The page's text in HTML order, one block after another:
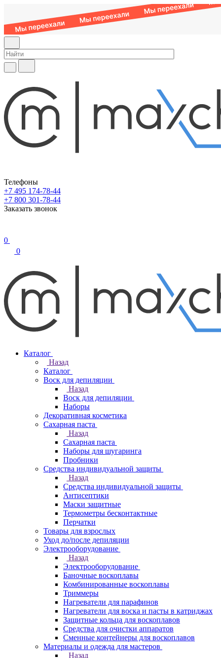
Телефоны
+7 495 174-78-44
+7 800 301-78-44
Заказать звонок
0
0
Каталог
Назад
Каталог
Воск для депиляции
Назад
Воск для депиляции
Наборы
Декоративная косметика
Сахарная паста
Назад
Сахарная паста
Наборы для шугаринга
Пробники
Средства индивидуальной защиты
Назад
Средства индивидуальной защиты
Антисептики
Маски защитные
Термометры бесконтактные
Перчатки
Товары для взрослых
Уход до/после депиляции
Электрооборудование
Назад
Электрооборудование
Баночные воскоплавы
Комбинированные воскоплавы
Триммеры
Нагреватели для парафинов
Нагреватели для воска и пасты в катриджах
Защитные кольца для воскоплавов
Средства для очистки аппаратов
Сменные контейнеры для воскоплавов
Материалы и одежда для мастеров
Назад